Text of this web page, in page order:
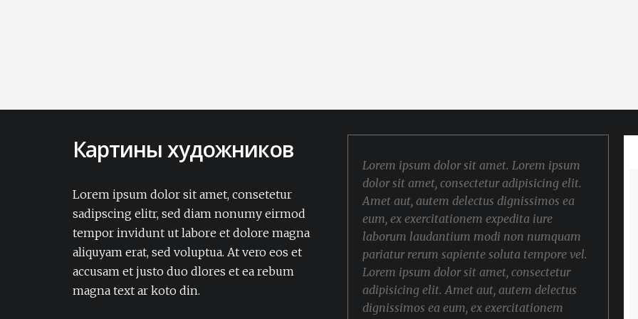
Картины художников
Lorem ipsum dolor sit amet, consetetur
sadipscing elitr, sed diam nonumy eirmod
tempor invidunt ut labore et dolore magna
aliquyam erat, sed voluptua. At vero eos et
accusam et justo duo dlores et ea rebum
magna text ar koto din.
Lorem ipsum dolor sit amet, consectetur
dignissimos ea eum, ex exercitationem
expedita iure laborum laudantium modi
non numquam pariatur rerum sapiente
soluta tempore vel.Lorem ipsum dolor sit
amet, consectetur adipisicing elit. Amet aut,
autem delectus dignissimos ea eum, ex
Lorem ipsum dolor sit amet. Lorem ipsum
dolor sit amet, consectetur adipisicing elit.
Amet aut, autem delectus dignissimos ea
eum, ex exercitationem expedita iure
laborum laudantium modi non numquam
pariatur rerum sapiente soluta tempore vel.
Lorem ipsum dolor sit amet, consectetur
adipisicing elit. Amet aut, autem delectus
dignissimos ea eum, ex exercitationem